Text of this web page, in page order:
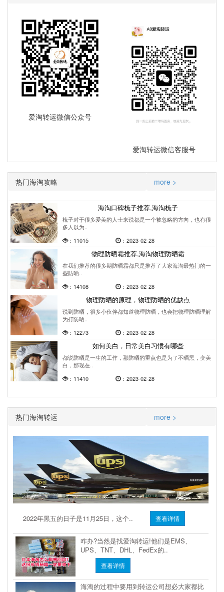
爱淘转运微信公众号
爱淘转运微信客服号
热门海淘攻略 more >
海淘口碑梳子推荐,海淘梳子
梳子对于很多爱美的人士来说都是一个被忽略的方向，也有很
多人以为..
：11015
：2023-02-28
物理防晒霜推荐,海淘物理防晒霜
在我们推荐的很多期防晒霜都只是推荐了大家海淘最热门的一
些防晒..
：14108
：2023-02-28
物理防晒的原理，物理防晒的优缺点
说到防晒，很多小伙伴都知道物理防晒，也会把物理防晒理解
为打防晒..
：12273
：2023-02-28
如何美白，日常美白习惯有哪些
都说防晒是一生的工作，那防晒的重点也是为了不晒黑，变美
白，那现在..
：11410
：2023-02-28
热门海淘转运 more >
2022年黑五的日子是11月25日，这个.. 查看详情
咋办?当然是找爱淘转运!他们是EMS、
UPS、TNT、DHL、FedEx的..
查看详情
海淘的过程中要用到转运公司想必大家都比